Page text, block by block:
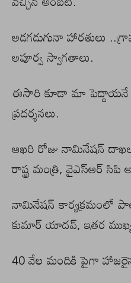
అడగడుగునా హారతులు
అపూర్వ స్వాగతాలు.
ఈసారి కూడా మా పెద్దాయనే
ప్రదర్శనలు.
ఆఖరి రోజు నామినేషన్
రాష్ట్ర మంత్రి, వైఎస్ఆర్ సిపి
నామినేషన్ కార్యక్రమంలో
కుమార్ యాదవ్, ఇతర
40 వేల మందికి పైగా